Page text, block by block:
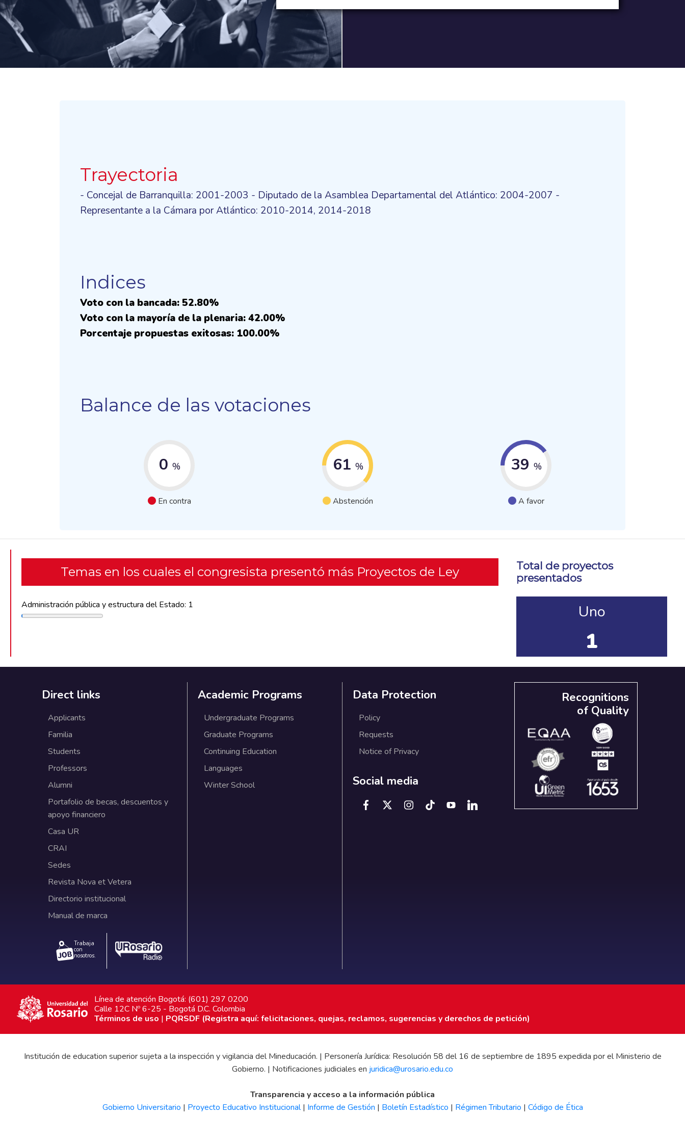
Trayectoria
- Concejal de Barranquilla: 2001-2003 - Diputado de la Asamblea Departamental del Atlántico: 2004-2007 -
Representante a la Cámara por Atlántico: 2010-2014, 2014-2018
Indices
Voto con la bancada: 52.80%
Voto con la mayoría de la plenaria: 42.00%
Porcentaje propuestas exitosas: 100.00%
Balance de las votaciones
0 %
En contra
61 %
Abstención
39 %
A favor
Temas en los cuales el congresista presentó más Proyectos de Ley
Administración pública y estructura del Estado: 1
Total de proyectos
presentados
Uno
1
Direct links
Applicants
Familia
Students
Professors
Alumni
Portafolio de becas, descuentos y
apoyo financiero
Casa UR
CRAI
Sedes
Revista Nova et Vetera
Directorio institucional
Manual de marca
Trabaja
con
nosotros.
Academic Programs
Undergraduate Programs
Graduate Programs
Continuing Education
Languages
Winter School
Data Protection
Policy
Requests
Notice of Privacy
Social media
Recognitions
of Quality
Línea de atención Bogotá: (601) 297 0200
Calle 12C Nº 6-25 - Bogotá D.C. Colombia
Términos de uso | PQRSDF (Registra aquí: felicitaciones, quejas, reclamos, sugerencias y derechos de petición)
Institución de education superior sujeta a la inspección y vigilancia del Mineducación. | Personería Jurídica: Resolución 58 del 16 de septiembre de 1895 expedida por el Ministerio de
Gobierno. | Notificaciones judiciales en juridica@urosario.edu.co
Transparencia y acceso a la información pública
Gobierno Universitario | Proyecto Educativo Institucional| Informe de Gestión | Boletín Estadístico | Régimen Tributario | Código de Ética